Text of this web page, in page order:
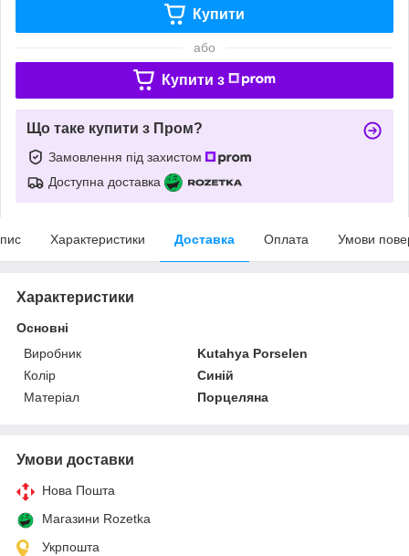
Купити
або
Купити з
Що таке купити з Пром?
Замовлення під захистом
Доступна доставка
Характеристики Доставка Оплата Умови
Характеристики
Основні
Виробник
Kutahya Porselen
Колір
Синій
Матеріал
Порцеляна
Умови доставки
Нова Пошта
Магазини Rozetka
Укрпошта